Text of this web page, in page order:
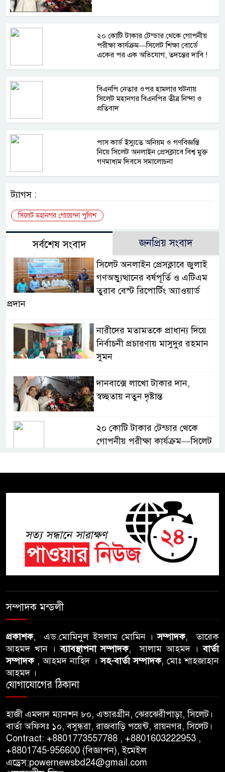
২০ কোটি টাকার টেন্ডার থেকে গোপনীয়
পরীক্ষা কার্যক্রম—সিলেট শিক্ষা বোর্ডে
একের পর এক অভিযোগ, তদন্তের দাবি !
বিএনপি নেতার ওপর হামলার ঘটনায়
সিলেট মহানগর বিএনপির তীব্র নিন্দা ও
প্রতিবাদ
পাস কার্ড ইস্যুতে অনিয়ম ও গণবিজ্ঞপ্তি
নিয়ে সিলেট অনলাইন প্রেসক্লাবে বিশ্ব মুক্ত
গণমাধ্যম দিবসে সমালোচনা
ট্যাগস :
সিলেট মহানগর গোয়েন্দা পুলিশ
সর্বশেষ সংবাদ জনপ্রিয় সংবাদ
সিলেট অনলাইন প্রেসক্লাবে জুলাই
গণঅভ্যুত্থানের বর্ষপূর্তি ও এটিএম
তুরাব বেস্ট রিপোর্টিং অ্যাওয়ার্ড
প্রদান
নারীদের মতামতকে প্রাধান্য দিয়ে
নির্বাচনী প্রচারণায় মাসুদুর রহমান
সুমন
দানবাক্সে লাখো টাকার দান,
স্বচ্ছতায় নতুন দৃষ্টান্ত
২০ কোটি টাকার টেন্ডার থেকে
গোপনীয় পরীক্ষা কার্যক্রম—সিলেট
সিলেটে চিকিৎসকের কিশোর ছেলের
ঝুলন্ত মরদেহ উদ্ধার
শতাব্দী রায়ের বাড়িতে বিদ্রোহীদের
বৈঠক, পশ্চিমবঙ্গে তৃনমূলে ভাঙনের
ইঙ্গিত !
বিএনপি নেতার ওপর হামলার
আবু তালহা চৌধুরী দ্বিতীয় বারের
মত টাওয়ার হ‍্যামলেটস কাউন্সিলের
গণবিজ্ঞপ্তি নিয়ে সিলেট অনলাইন
প্রেসক্লাবে বিশ্ব মুক্ত গণমাধ্যম দিবসে
সমালোচনা
সিলেটে ব্যাডমিন্টন তারকাদের
সম্পাদক মন্ডলী
প্রকাশক, এড.মোমিনুল ইসলাম মোমিন ।সম্পাদক, তারেক
আহমদ খান ।ব্যাবস্থাপনা সম্পাদক, সালাম আহমদ ।বার্তা
সম্পাদক, আহমদ নাহিদ ।সহ-বার্তা সম্পাদক, মোঃ শাহজাহান
আহমদ ।
যোগাযোগের ঠিকানা
হাজী এমদাদ ম্যানশন ৮০, এভারগ্রীন, ঝেরঝেরীপাড়া, সিলেট।
বার্তা অফিসঃ ১০, বসুন্ধরা, রাজবাড়ি পয়েন্ট, রায়নগর, সিলেট।
Contract: +8801773557788 , +8801603222953 ,
+8801745-956600 (বিজ্ঞাপন), ইমেইল
এড্রেস:powernewsbd24@gmail.com